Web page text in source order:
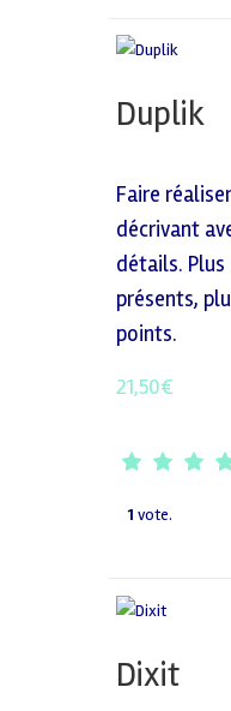
Duplik
Faire
décrivant
détails.
présents,
points.
21,50€
1 vote.
Dixit